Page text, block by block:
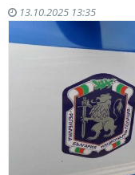
13.10.2025 13:35